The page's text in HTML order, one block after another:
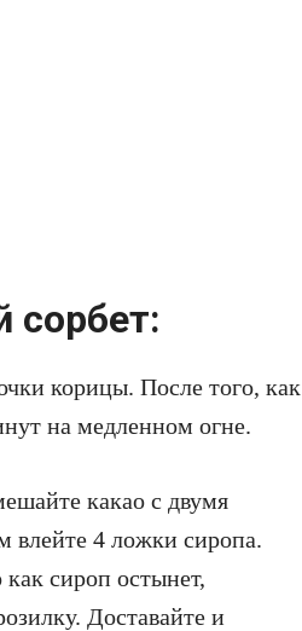
сорбет:
корицы. После того, как
на медленном огне.
какао с двумя
влейте 4 ложки сиропа.
сироп остынет,
Доставайте и